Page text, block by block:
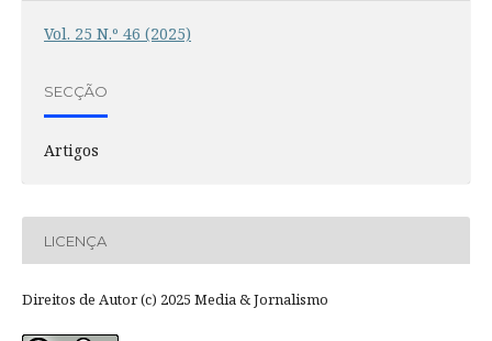
Vol. 25 N.º 46 (2025)
SECÇÃO
Artigos
LICENÇA
Direitos de Autor (c) 2025 Media & Jornalismo